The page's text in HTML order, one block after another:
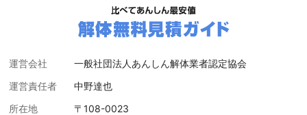
運営会社
一般社団法人あんしん解体業者認定協会
運営責任者
中野達也
所在地
〒108-0023